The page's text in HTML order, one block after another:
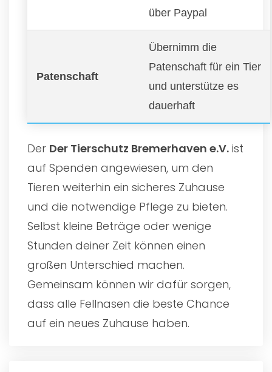
über Paypal
Patenschaft
Übernimm die
Patenschaft für ein Tier
und unterstütze es
dauerhaft
Der Der Tierschutz Bremerhaven e.V. ist
auf Spenden angewiesen, um den
Tieren weiterhin ein sicheres Zuhause
und die notwendige Pflege zu bieten.
Selbst kleine Beträge oder wenige
Stunden deiner Zeit können einen
großen Unterschied machen.
Gemeinsam können wir dafür sorgen,
dass alle Fellnasen die beste Chance
auf ein neues Zuhause haben.